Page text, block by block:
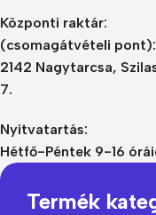
Központi raktár:
(csomagátvételi pont):
2142 Nagytarcsa,
7.
Nyitvatartás:
Hétfő-Péntek 9-16
Termék